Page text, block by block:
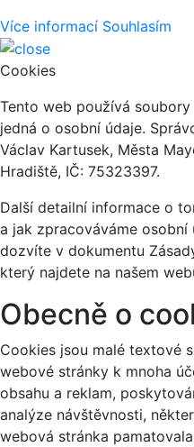
Více informací Souhlasím
Cookies
Tento web používá
jedná o osobní údaje.
Václav Kartusek, Města
Hradiště, IČ: 75323397.
Další detailní informace o
a jak zpracováváme
dozvíte v dokumentu
který najdete na našem
Obecně o
Cookies jsou malé textové
webové stránky k mnoha
obsahu a reklam,
analýze návštěvnosti,
webová stránka